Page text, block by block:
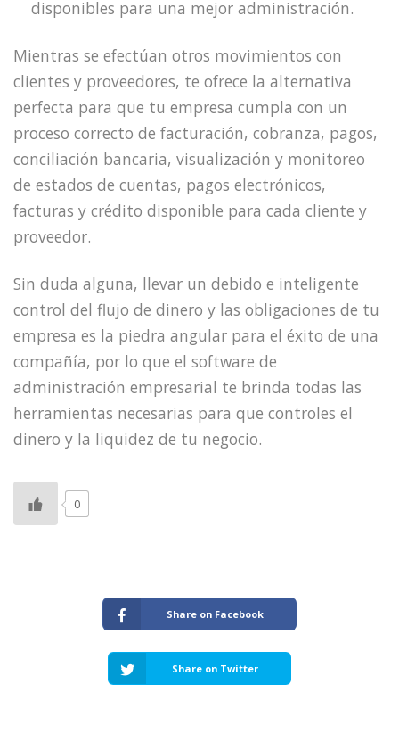
disponibles para una mejor administración.
Mientras se efectúan otros movimientos con
clientes y proveedores, te ofrece la alternativa
perfecta para que tu empresa cumpla con un
proceso correcto de facturación, cobranza, pagos,
conciliación bancaria, visualización y monitoreo
de estados de cuentas, pagos electrónicos,
facturas y crédito disponible para cada cliente y
proveedor.
Sin duda alguna, llevar un debido e inteligente
control del flujo de dinero y las obligaciones de tu
empresa es la piedra angular para el éxito de una
compañía, por lo que el software de
administración empresarial te brinda todas las
herramientas necesarias para que controles el
dinero y la liquidez de tu negocio.
0
Share on Facebook
Share on Twitter